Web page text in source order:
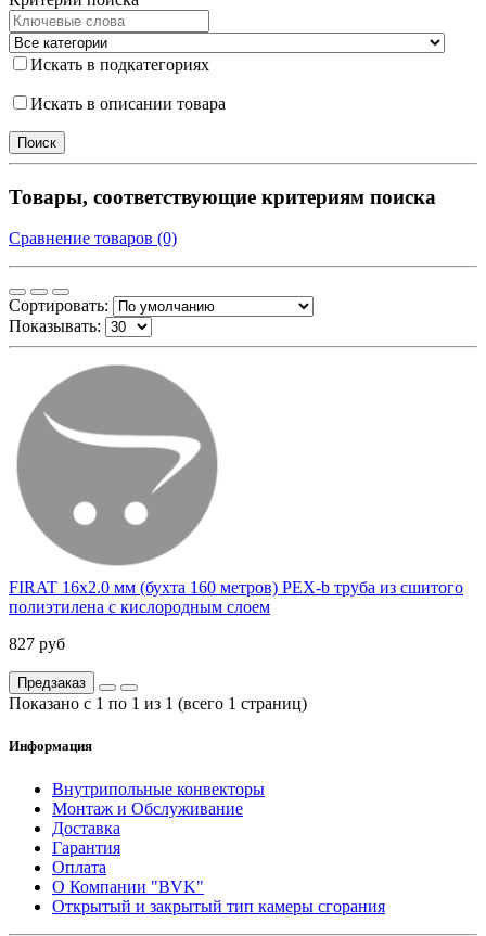
Искать в подкатегориях
Искать в описании товара
Товары, соответствующие критериям поиска
Сравнение товаров (0)
Сортировать:
Показывать:
FIRAT 16x2.0 мм (бухта 160 метров) PEX-b труба из сшитого
полиэтилена с кислородным слоем
827 руб
Предзаказ
Показано с 1 по 1 из 1 (всего 1 страниц)
Информация
Внутрипольные конвекторы
Монтаж и Обслуживание
Доставка
Гарантия
Оплата
О Компании "BVK"
Открытый и закрытый тип камеры сгорания